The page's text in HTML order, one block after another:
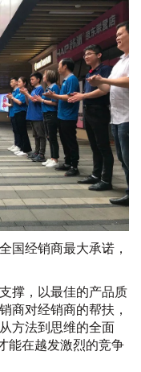
国经销商最大承诺，
撑，以最佳的产品质
商对经销商的帮扶，
方法到思维的全面
能在越发激烈的竞争